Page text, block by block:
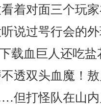
着对面三个玩家
说过咢行会的
载血巨人还吃
透双头血魔！
但打怪队在山内